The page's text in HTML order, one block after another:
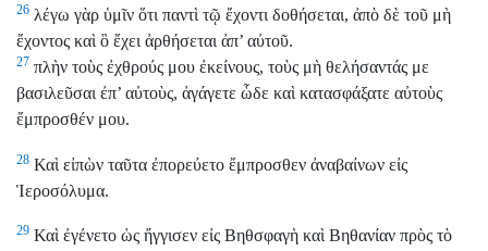
26 λέγω γὰρ ὑμῖν ὅτι παντὶ τῷ ἔχοντι δοθήσεται, ἀπὸ δὲ τοῦ μὴ
ἔχοντος καὶ ὃ ἔχει ἀρθήσεται ἀπ’ αὐτοῦ.
27 πλὴν τοὺς ἐχθρούς μου ἐκείνους, τοὺς μὴ θελήσαντάς με
βασιλεῦσαι ἐπ’ αὐτοὺς, ἀγάγετε ὧδε καὶ κατασφάξατε αὐτοὺς
ἔμπροσθέν μου.
28 Καὶ εἰπὼν ταῦτα ἐπορεύετο ἔμπροσθεν ἀναβαίνων εἰς
Ἱεροσόλυμα.
29 Καὶ ἐγένετο ὡς ἤγγισεν εἰς Βηθσφαγὴ καὶ Βηθανίαν πρὸς τὸ